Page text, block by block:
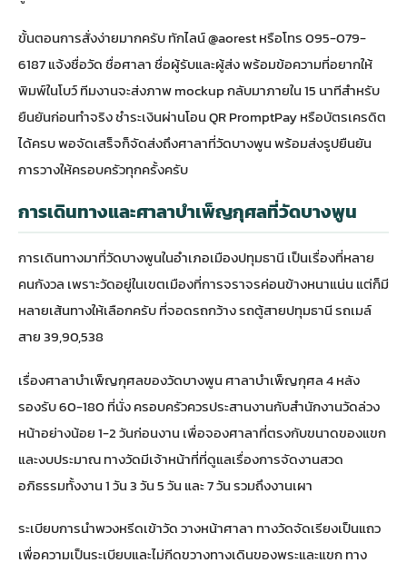
ขั้นตอนการสั่งง่ายมากครับ ทักไลน์ @aorest หรือโทร 095-079-
6187 แจ้งชื่อวัด ชื่อศาลา ชื่อผู้รับและผู้ส่ง พร้อมข้อความที่อยากให้
พิมพ์ในโบว์ ทีมงานจะส่งภาพ mockup กลับมาภายใน 15 นาทีสำหรับ
ยืนยันก่อนทำจริง ชำระเงินผ่านโอน QR PromptPay หรือบัตรเครดิต
ได้ครบ พอจัดเสร็จก็จัดส่งถึงศาลาที่วัดบางพูน พร้อมส่งรูปยืนยัน
การวางให้ครอบครัวทุกครั้งครับ
การเดินทางและศาลาบำเพ็ญกุศลที่วัดบางพูน
การเดินทางมาที่วัดบางพูนในอำเภอเมืองปทุมธานี เป็นเรื่องที่หลาย
คนกังวล เพราะวัดอยู่ในเขตเมืองที่การจราจรค่อนข้างหนาแน่น แต่ก็มี
หลายเส้นทางให้เลือกครับ ที่จอดรถกว้าง รถตู้สายปทุมธานี รถเมล์
สาย 39,90,538
เรื่องศาลาบำเพ็ญกุศลของวัดบางพูน ศาลาบำเพ็ญกุศล 4 หลัง
รองรับ 60-180 ที่นั่ง ครอบครัวควรประสานงานกับสำนักงานวัดล่วง
หน้าอย่างน้อย 1-2 วันก่อนงาน เพื่อจองศาลาที่ตรงกับขนาดของแขก
และงบประมาณ ทางวัดมีเจ้าหน้าที่ที่ดูแลเรื่องการจัดงานสวด
อภิธรรมทั้งงาน 1 วัน 3 วัน 5 วัน และ 7 วัน รวมถึงงานเผา
ระเบียบการนำพวงหรีดเข้าวัด วางหน้าศาลา ทางวัดจัดเรียงเป็นแถว
เพื่อความเป็นระเบียบและไม่กีดขวางทางเดินของพระและแขก ทาง